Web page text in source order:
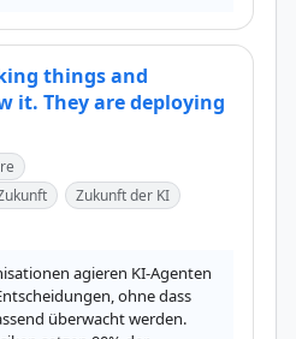
things and
it. They are deploying
Zukunft der KI
agieren KI-Agenten
ohne dass
überwacht werden.